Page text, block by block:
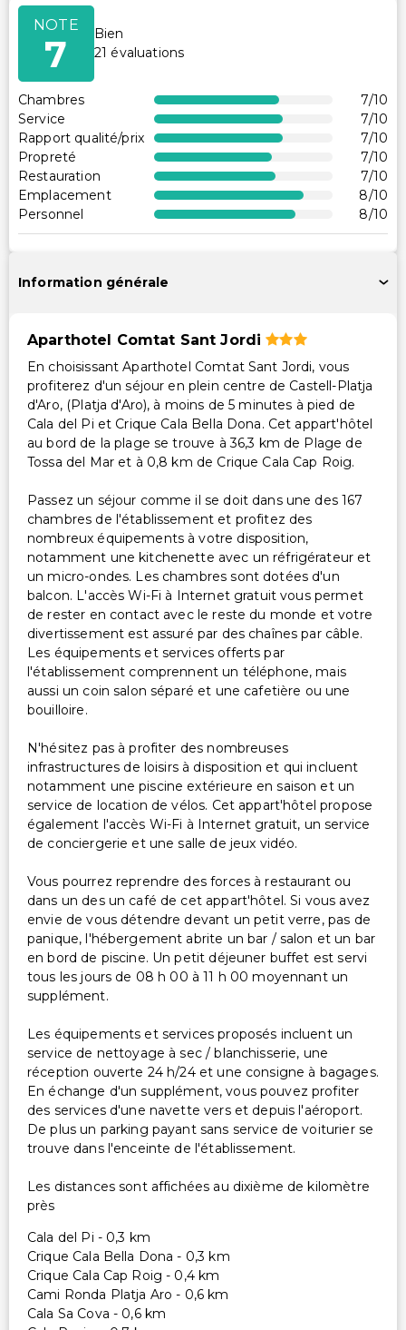
Salle de jeux/arcade
Transport
Navette aéroport (payante)
Accessibilité
Accessibilité dans la chambre (dans certaines
chambres)
Réception accessible en fauteuil roulant
Services supplémentaires
Service de blanchisserie
Service de blanchisserie/nettoyage à sec
NOTE
7
Bien
21 évaluations
Chambres 7/10
Service
7/10
Rapport qualité/prix
7/10
Propreté
7/10
Restauration
7/10
Emplacement
8/10
Personnel
8/10
Information générale
Aparthotel Comtat Sant Jordi
En choisissant Aparthotel Comtat Sant Jordi, vous
profiterez d'un séjour en plein centre de Castell-Platja
d'Aro, (Platja d'Aro), à moins de 5 minutes à pied de
Cala del Pi et Crique Cala Bella Dona. Cet appart'hôtel
au bord de la plage se trouve à 36,3 km de Plage de
Tossa del Mar et à 0,8 km de Crique Cala Cap Roig.
Passez un séjour comme il se doit dans une des 167
chambres de l'établissement et profitez des
nombreux équipements à votre disposition,
notamment une kitchenette avec un réfrigérateur et
un micro-ondes. Les chambres sont dotées d'un
balcon. L'accès Wi-Fi à Internet gratuit vous permet
de rester en contact avec le reste du monde et votre
divertissement est assuré par des chaînes par câble.
Les équipements et services offerts par
l'établissement comprennent un téléphone, mais
aussi un coin salon séparé et une cafetière ou une
bouilloire.
N'hésitez pas à profiter des nombreuses
infrastructures de loisirs à disposition et qui incluent
notamment une piscine extérieure en saison et un
service de location de vélos. Cet appart'hôtel propose
également l'accès Wi-Fi à Internet gratuit, un service
de conciergerie et une salle de jeux vidéo.
Vous pourrez reprendre des forces à restaurant ou
dans un des un café de cet appart'hôtel. Si vous avez
envie de vous détendre devant un petit verre, pas de
panique, l'hébergement abrite un bar / salon et un bar
en bord de piscine. Un petit déjeuner buffet est servi
tous les jours de 08 h 00 à 11 h 00 moyennant un
supplément.
Les équipements et services proposés incluent un
service de nettoyage à sec / blanchisserie, une
réception ouverte 24 h/24 et une consigne à bagages.
En échange d'un supplément, vous pouvez profiter
des services d'une navette vers et depuis l'aéroport.
De plus un parking payant sans service de voiturier se
trouve dans l'enceinte de l'établissement.
Les distances sont affichées au dixième de kilomètre
près
Cala del Pi - 0,3 km
Crique Cala Bella Dona - 0,3 km
Crique Cala Cap Roig - 0,4 km
Cami Ronda Platja Aro - 0,6 km
Cala Sa Cova - 0,6 km